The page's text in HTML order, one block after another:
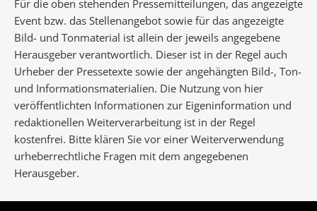
Für die oben stehenden Pressemitteilungen, das angezeigte
Event bzw. das Stellenangebot sowie für das angezeigte
Bild- und Tonmaterial ist allein der jeweils angegebene
Herausgeber verantwortlich. Dieser ist in der Regel auch
Urheber der Pressetexte sowie der angehängten Bild-, Ton-
und Informationsmaterialien. Die Nutzung von hier
veröffentlichten Informationen zur Eigeninformation und
redaktionellen Weiterverarbeitung ist in der Regel
kostenfrei. Bitte klären Sie vor einer Weiterverwendung
urheberrechtliche Fragen mit dem angegebenen
Herausgeber.